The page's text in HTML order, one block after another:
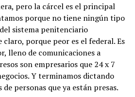
pero la cárcel es el principal
porque no tiene ningún tipo
sistema penitenciario
porque peor es el federal. Es
lleno de comunicaciones a
son empresarios que 24 x 7
Y terminamos dictando
personas que ya están presas.